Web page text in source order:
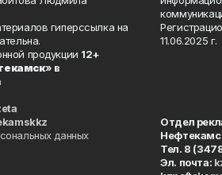
гиперссылка на
продукции 12+
» в
данных
11.06.2025 г.
Отдел
Тел. 8
Эл. почта: